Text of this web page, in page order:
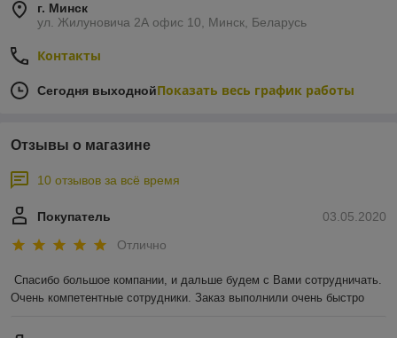
г. Минск
ул. Жилуновича 2А офис 10, Минск, Беларусь
Контакты
Сегодня выходнойПоказать весь график работы
Отзывы о магазине
10 отзывов за всё время
03.05.2020
Покупатель
Отлично
Спасибо большое компании, и дальше будем с Вами сотрудничать.
Очень компетентные сотрудники. Заказ выполнили очень быстро